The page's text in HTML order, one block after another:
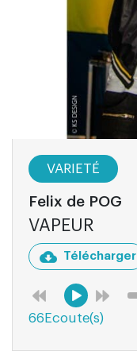
VARIETÉ
Felix de POG
VAPEUR
Télécharger
66Ecoute(s)